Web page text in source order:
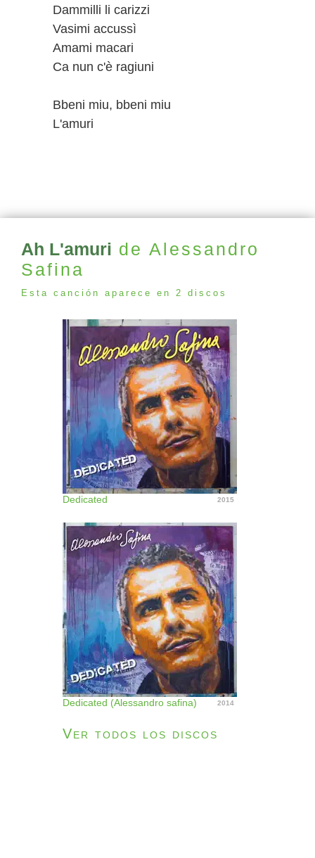
Dammilli li carizzi
Vasimi accussì
Amami macari
Ca nun c'è ragiuni
Bbeni miu, bbeni miu
L'amuri
Ah L'amuri de Alessandro
Safina
Esta canción aparece en 2 discos
Dedicated 2015
Dedicated (Alessandro safina) 2014
Ver todos los discos